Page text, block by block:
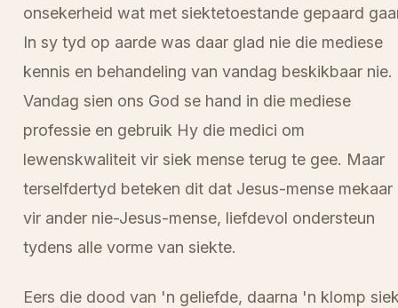
onsekerheid wat met siektetoestande gepaard
In sy tyd op aarde was daar glad nie die mediese
kennis en behandeling van vandag beskikbaar nie.
Vandag sien ons God se hand in die mediese
professie en gebruik Hy die medici om
lewenskwaliteit vir siek mense terug te gee. Maar
terselfdertyd beteken dit dat Jesus-mense mekaar
vir ander nie-Jesus-mense, liefdevol ondersteun
tydens alle vorme van siekte.
Eers die dood van 'n geliefde, daarna 'n klomp